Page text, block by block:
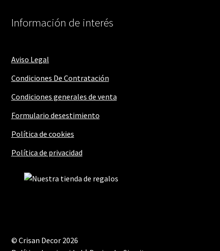
Información de interés
Aviso Legal
Condiciones De Contratación
Condiciones generales de venta
Formulario desestimiento
Política de cookies
Política de privacidad
© Crisan Decor 2026